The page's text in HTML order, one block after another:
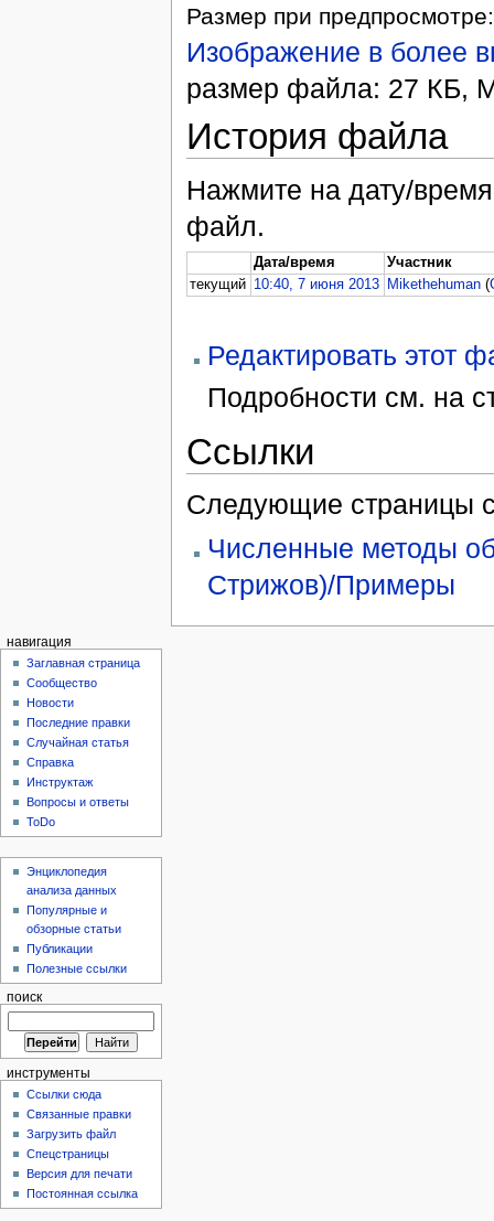
Размер при
Изображение в более
размер файла: 27 КБ,
История файла
Нажмите на дату/
файл.
Дата/время
Участник
текущий 10:40, 7 июня 2013 Mikethehuman (
Редактировать этот
Подробности см. на
Ссылки
Следующие страницы
Численные методы
Стрижов)/Примеры
навигация
Заглавная страница
Сообщество
Новости
Последние правки
Случайная статья
Справка
Инструктаж
Вопросы и ответы
ToDo
Энциклопедия
анализа данных
Популярные и
обзорные статьи
Публикации
Полезные ссылки
поиск
инструменты
Ссылки сюда
Связанные правки
Загрузить файл
Спецстраницы
Версия для печати
Постоянная ссылка